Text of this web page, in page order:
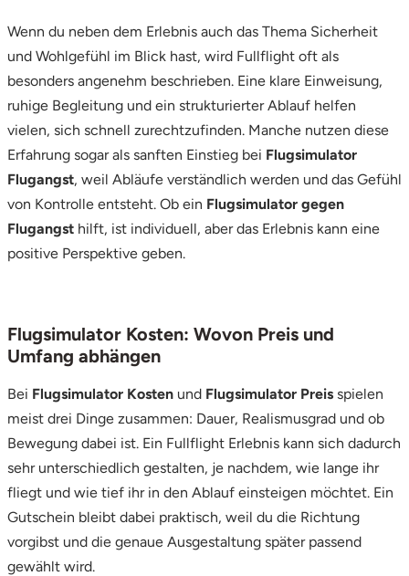
Wenn du neben dem Erlebnis auch das Thema Sicherheit
und Wohlgefühl im Blick hast, wird Fullflight oft als
besonders angenehm beschrieben. Eine klare Einweisung,
ruhige Begleitung und ein strukturierter Ablauf helfen
vielen, sich schnell zurechtzufinden. Manche nutzen diese
Erfahrung sogar als sanften Einstieg bei Flugsimulator
Flugangst, weil Abläufe verständlich werden und das Gefühl
von Kontrolle entsteht. Ob ein Flugsimulator gegen
Flugangst hilft, ist individuell, aber das Erlebnis kann eine
positive Perspektive geben.
Flugsimulator Kosten: Wovon Preis und
Umfang abhängen
Bei Flugsimulator Kosten und Flugsimulator Preis spielen
meist drei Dinge zusammen: Dauer, Realismusgrad und ob
Bewegung dabei ist. Ein Fullflight Erlebnis kann sich dadurch
sehr unterschiedlich gestalten, je nachdem, wie lange ihr
fliegt und wie tief ihr in den Ablauf einsteigen möchtet. Ein
Gutschein bleibt dabei praktisch, weil du die Richtung
vorgibst und die genaue Ausgestaltung später passend
gewählt wird.